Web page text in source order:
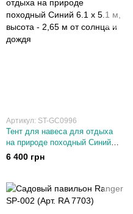
Артикул: ST-GC0996
Тент для навеса для отдыха
на природе походный Синий
6.1 х 5.1 м, высота - 2,65 м от
солнца и дождя
6 400 грн